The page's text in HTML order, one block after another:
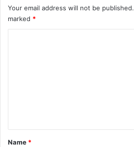
Your email address will not be published.
marked *
*
Name *